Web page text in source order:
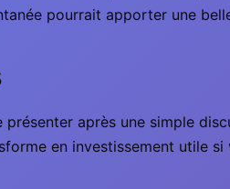
pourrait apporter une
après une simple
en investissement utile